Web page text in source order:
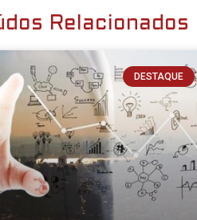
Relacionados
DESTAQUE